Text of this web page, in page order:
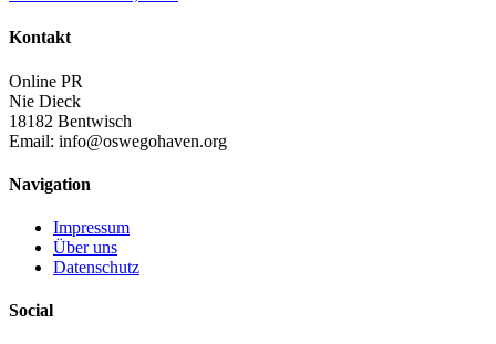
Kontakt
Online PR
Nie Dieck
18182 Bentwisch
Email: info@oswegohaven.org
Navigation
Impressum
Über uns
Datenschutz
Social